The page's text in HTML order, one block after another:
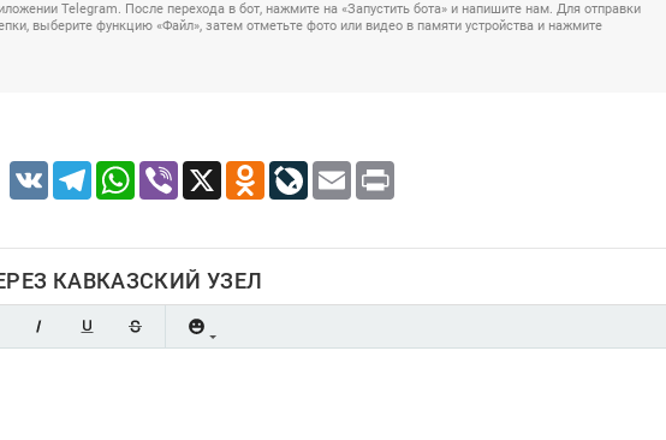
Telegram. После перехода в бот, нажмите на «Запустить бота» и напишите нам. Для отправки
выберите функцию «Файл», затем отметьте фото или видео в памяти устройства и нажмите
VK TelegramWhatsApp
Viber X Odnoklassniki
LiveJournal
Email
КАВКАЗСКИЙ УЗЕЛ